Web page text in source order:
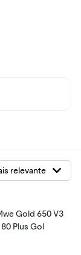
Gold 650 V3
Plus Gol